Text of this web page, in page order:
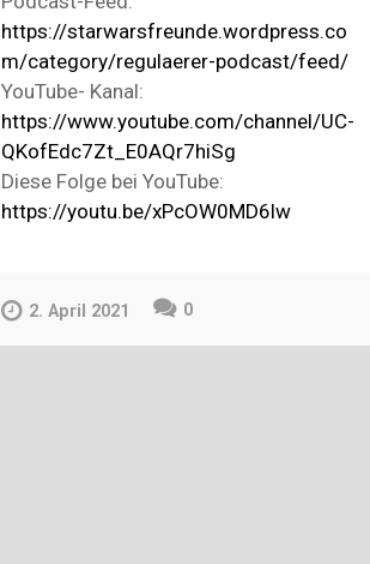
https://starwarsfreunde.wordpress.co
m/category/regulaerer-podcast/feed/
YouTube- Kanal:
https://www.youtube.com/channel/UC-
QKofEdc7Zt_E0AQr7hiSg
Diese Folge bei YouTube:
https://youtu.be/xPcOW0MD6lw
2. April 2021 0